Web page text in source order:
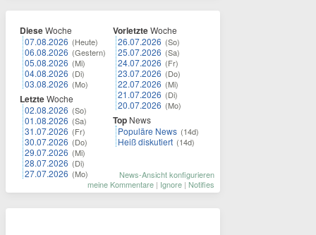
DieseWoche
07.08.2026 (Heute)
06.08.2026 (Gestern)
05.08.2026 (Mi)
04.08.2026 (Di)
03.08.2026 (Mo)
LetzteWoche
02.08.2026 (So)
01.08.2026 (Sa)
31.07.2026 (Fr)
30.07.2026 (Do)
29.07.2026 (Mi)
28.07.2026 (Di)
27.07.2026 (Mo)
VorletzteWoche
26.07.2026 (So)
25.07.2026 (Sa)
24.07.2026 (Fr)
23.07.2026 (Do)
22.07.2026 (Mi)
21.07.2026 (Di)
20.07.2026 (Mo)
Top News
Populäre News (14d)
Heiß diskutiert (14d)
News-Ansicht konfigurieren
meine Kommentare | Ignore | Notifies